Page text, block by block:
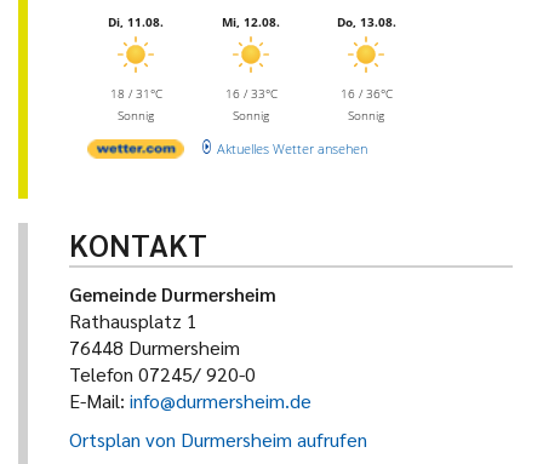
Di, 11.08.
18 / 31°C
Sonnig
Mi, 12.08.
16 / 33°C
Sonnig
Do, 13.08.
16 / 36°C
Sonnig
Aktuelles Wetter ansehen
KONTAKT
Gemeinde Durmersheim
Rathausplatz 1
76448 Durmersheim
Telefon 07245/ 920-0
E-Mail: info@durmersheim.de
Ortsplan von Durmersheim aufrufen